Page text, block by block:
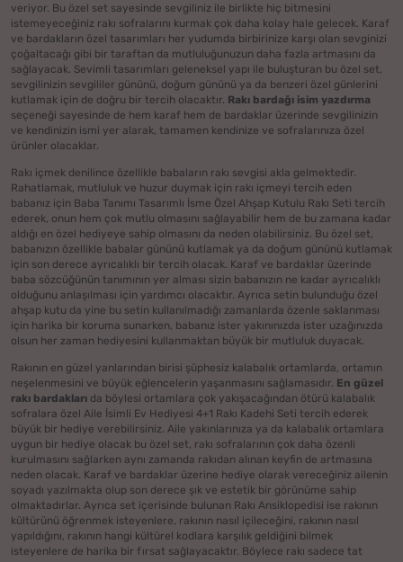
veriyor. Bu özel set sayesinde sevgiliniz ile birlikte hiç bitmesini
istemeyeceğiniz rakı sofralarını kurmak çok daha kolay hale gelecek. Karaf
ve bardakların özel tasarımları her yudumda birbirinize karşı olan sevginizi
çoğaltacağı gibi bir taraftan da mutluluğunuzun daha fazla artmasını da
sağlayacak. Sevimli tasarımları geleneksel yapı ile buluşturan bu özel set,
sevgilinizin sevgililer gününü, doğum gününü ya da benzeri özel günlerini
kutlamak için de doğru bir tercih olacaktır. Rakı bardağı isim yazdırma
seçeneği sayesinde de hem karaf hem de bardaklar üzerinde sevgilinizin
ve kendinizin ismi yer alarak, tamamen kendinize ve sofralarınıza özel
ürünler olacaklar.
Rakı içmek denilince özellikle babaların rakı sevgisi akla gelmektedir.
Rahatlamak, mutluluk ve huzur duymak için rakı içmeyi tercih eden
babanız için Baba Tanımı Tasarımlı İsme Özel Ahşap Kutulu Rakı Seti tercih
ederek, onun hem çok mutlu olmasını sağlayabilir hem de bu zamana kadar
aldığı en özel hediyeye sahip olmasını da neden olabilirsiniz. Bu özel set,
babanızın özellikle babalar gününü kutlamak ya da doğum gününü kutlamak
için son derece ayrıcalıklı bir tercih olacak. Karaf ve bardaklar üzerinde
baba sözcüğünün tanımının yer alması sizin babanızın ne kadar ayrıcalıklı
olduğunu anlaşılması için yardımcı olacaktır. Ayrıca setin bulunduğu özel
ahşap kutu da yine bu setin kullanılmadığı zamanlarda özenle saklanması
için harika bir koruma sunarken, babanız ister yakınınızda ister uzağınızda
olsun her zaman hediyesini kullanmaktan büyük bir mutluluk duyacak.
Rakının en güzel yanlarından birisi şüphesiz kalabalık ortamlarda, ortamın
neşelenmesini ve büyük eğlencelerin yaşanmasını sağlamasıdır. En güzel
rakı bardakları da böylesi ortamlara çok yakışacağından ötürü kalabalık
sofralara özel Aile İsimli Ev Hediyesi 4+1 Rakı Kadehi Seti tercih ederek
büyük bir hediye verebilirsiniz. Aile yakınlarınıza ya da kalabalık ortamlara
uygun bir hediye olacak bu özel set, rakı sofralarının çok daha özenli
kurulmasını sağlarken aynı zamanda rakıdan alınan keyfin de artmasına
neden olacak. Karaf ve bardaklar üzerine hediye olarak vereceğiniz ailenin
soyadı yazılmakta olup son derece şık ve estetik bir görünüme sahip
olmaktadırlar. Ayrıca set içerisinde bulunan Rakı Ansiklopedisi ise rakının
kültürünü öğrenmek isteyenlere, rakının nasıl içileceğini, rakının nasıl
yapıldığını, rakının hangi kültürel kodlara karşılık geldiğini bilmek
isteyenlere de harika bir fırsat sağlayacaktır. Böylece rakı sadece tat